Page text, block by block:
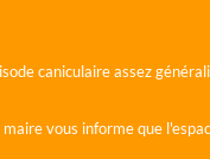
caniculaire assez
vous informe que